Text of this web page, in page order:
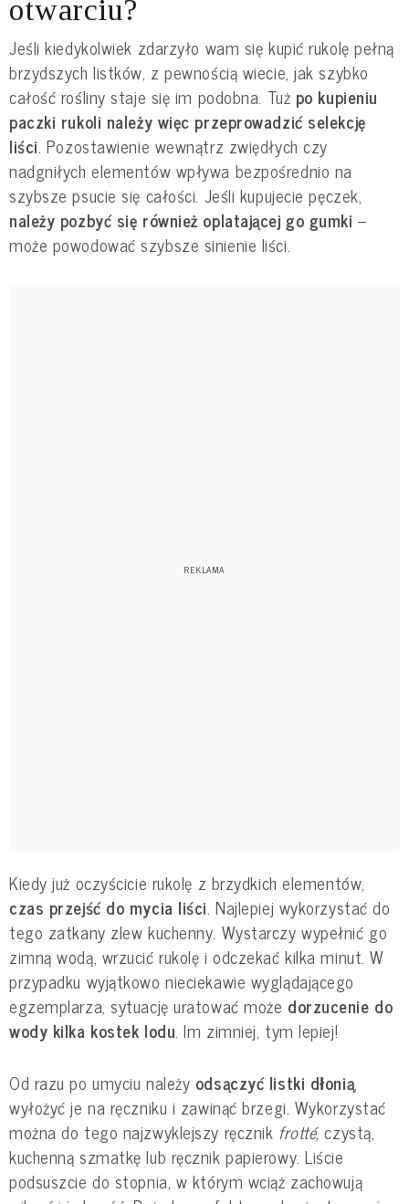
otwarciu?
Jeśli kiedykolwiek zdarzyło wam się kupić rukolę pełną
brzydszych listków, z pewnością wiecie, jak szybko
całość rośliny staje się im podobna. Tuż po kupieniu
paczki rukoli należy więc przeprowadzić selekcję
liści. Pozostawienie wewnątrz zwiędłych czy
nadgniłych elementów wpływa bezpośrednio na
szybsze psucie się całości. Jeśli kupujecie pęczek,
należy pozbyć się również oplatającej go gumki –
może powodować szybsze sinienie liści.
Kiedy już oczyścicie rukolę z brzydkich elementów,
czas przejść do mycia liści. Najlepiej wykorzystać do
tego zatkany zlew kuchenny. Wystarczy wypełnić go
zimną wodą, wrzucić rukolę i odczekać kilka minut. W
przypadku wyjątkowo nieciekawie wyglądającego
egzemplarza, sytuację uratować może dorzucenie do
wody kilka kostek lodu. Im zimniej, tym lepiej!
Od razu po umyciu należy odsączyć listki dłonią,
wyłożyć je na ręczniku i zawinąć brzegi. Wykorzystać
można do tego najzwyklejszy ręcznik frotté,czystą,
kuchenną szmatkę lub ręcznik papierowy. Liście
podsuszcie do stopnia, w którym wciąż zachowują